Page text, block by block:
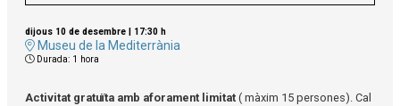
dijous 10 de desembre 17:30 h
Museu de la Mediterrània
Durada: 1 hora
Activitat gratuïta amb aforament limitat ( màxim 15 persones). Cal